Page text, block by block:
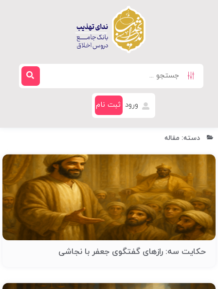
ورود ثبت نام
دسته: مقاله
حکایت سه: رازهای گفتگوی جعفر با نجاشی